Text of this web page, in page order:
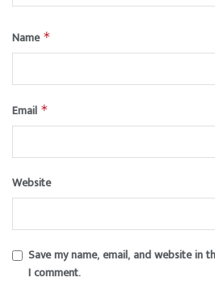
Name *
Email *
Website
Save my name, email, and website in
I comment.